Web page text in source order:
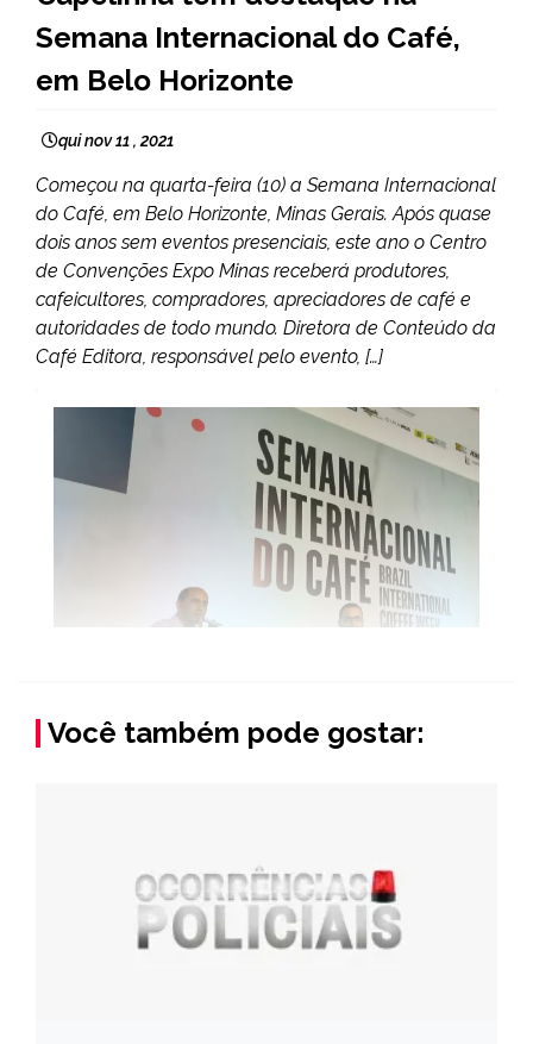
Semana Internacional do Café,
em Belo Horizonte
qui nov 11 , 2021
Começou na quarta-feira (10) a Semana Internacional
do Café, em Belo Horizonte, Minas Gerais. Após quase
dois anos sem eventos presenciais, este ano o Centro
de Convenções Expo Minas receberá produtores,
cafeicultores, compradores, apreciadores de café e
autoridades de todo mundo. Diretora de Conteúdo da
Café Editora, responsável pelo evento, […]
Você também pode gostar: